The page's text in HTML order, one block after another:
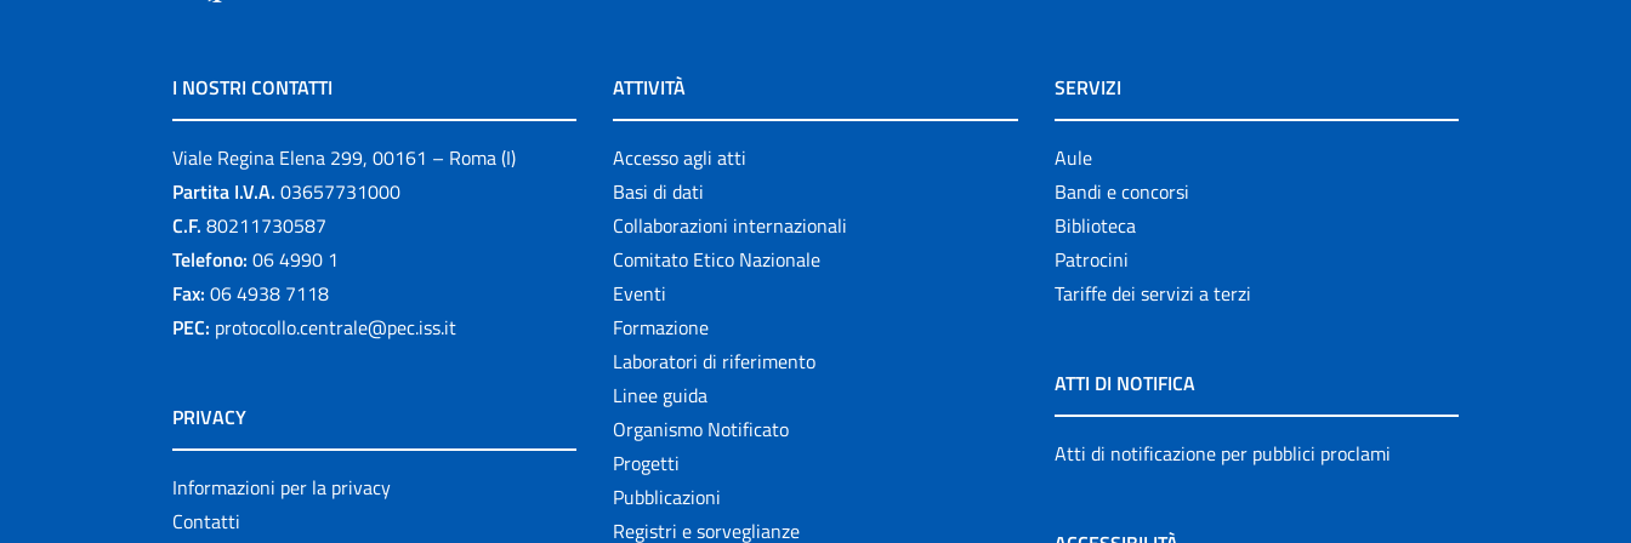
I NOSTRI CONTATTI
Viale Regina Elena 299, 00161 – Roma (I)
Partita I.V.A. 03657731000
C.F. 80211730587
Telefono: 06 4990 1
Fax: 06 4938 7118
PEC: protocollo.centrale@pec.iss.it
PRIVACY
Informazioni per la privacy
Contatti
ATTIVITÀ
Accesso agli atti
Basi di dati
Collaborazioni internazionali
Comitato Etico Nazionale
Eventi
Formazione
Laboratori di riferimento
Linee guida
Organismo Notificato
Progetti
Pubblicazioni
Registri e sorveglianze
SERVIZI
Aule
Bandi e concorsi
Biblioteca
Patrocini
Tariffe dei servizi a terzi
ATTI DI NOTIFICA
Atti di notificazione per pubblici proclami